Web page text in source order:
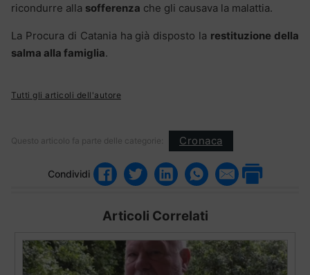
ricondurre alla sofferenza che gli causava la malattia.
La Procura di Catania ha già disposto la restituzione della
salma alla famiglia.
Tutti gli articoli dell'autore
Questo articolo fa parte delle categorie: Cronaca
Condividi
Articoli Correlati